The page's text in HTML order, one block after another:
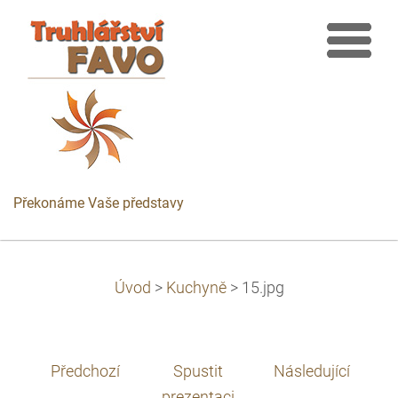
Překonáme Vaše představy
Úvod > Kuchyně > 15.jpg
Předchozí
Spustit
Následující